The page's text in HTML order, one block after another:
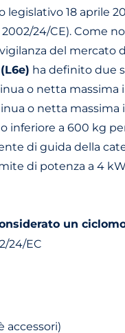
18 aprile
24/CE). Come
del
ha definito due
o netta
o netta
inferiore a 600 kg
di guida della
di potenza a 4
un
24/EC
accessori)